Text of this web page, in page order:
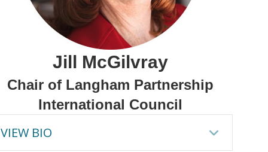
Jill McGilvray
Chair of Langham Partnership
International Council
VIEW BIO